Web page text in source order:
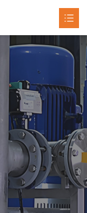

